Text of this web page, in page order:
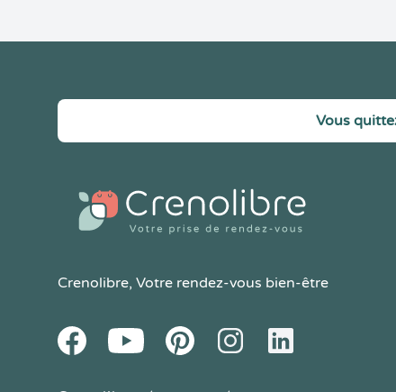
Vous
Crenolibre, Votre rendez-vous bien-être
FacebookYoutube PinteresetInstagramLinkedIn